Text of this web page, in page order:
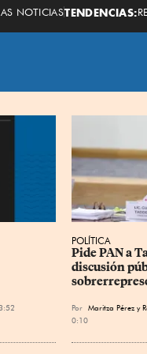
NOTICIASTENDENCIAS:
POLÍTICA
Pide PAN a
discusión
Por Maritza Pérez y
0:10